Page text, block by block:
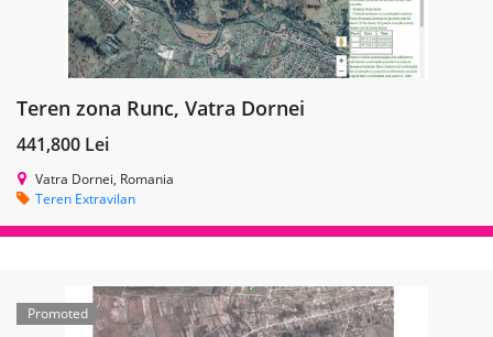
Teren zona Runc, Vatra Dornei
441,800 Lei
Vatra Dornei, Romania
Teren Extravilan
Promoted